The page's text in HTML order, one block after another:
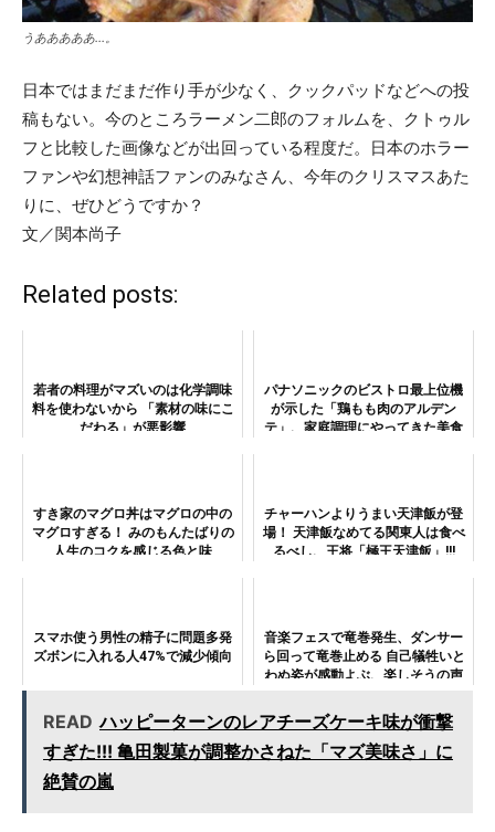
うあああああ…。
日本ではまだまだ作り手が少なく、クックパッドなどへの投
稿もない。今のところラーメン二郎のフォルムを、クトゥル
フと比較した画像などが出回っている程度だ。日本のホラー
ファンや幻想神話ファンのみなさん、今年のクリスマスあた
りに、ぜひどうですか？
文／関本尚子
Related posts:
若者の料理がマズいのは化学調味
料を使わないから 「素材の味にこ
だわる」が悪影響
パナソニックのビストロ最上位機
が示した「鶏もも肉のアルデン
テ」、家庭調理にやってきた美食
すき家のマグロ丼はマグロの中の
マグロすぎる！ みのもんたばりの
人生のコクを感じる色と味
チャーハンよりうまい天津飯が登
場！ 天津飯なめてる関東人は食べ
るべし、王将「極王天津飯」!!!
スマホ使う男性の精子に問題多発
ズボンに入れる人47%で減少傾向
音楽フェスで竜巻発生、ダンサー
ら回って竜巻止める 自己犠牲いと
わぬ姿が感動よぶ、楽しそうの声
READ ハッピーターンのレアチーズケーキ味が衝撃
すぎた!!! 亀田製菓が調整かさねた「マズ美味さ」に
絶賛の嵐